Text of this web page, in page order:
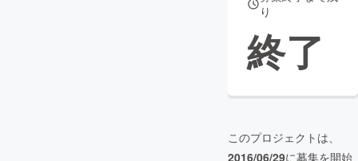
り
終了
このプロジェクトは、
2016/06/29に募集を開始